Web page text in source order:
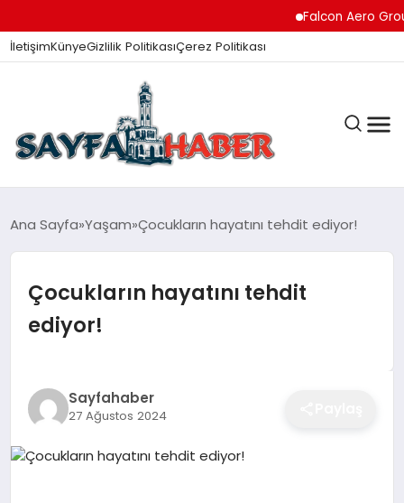
Falcon Aero
İletişimKünyeGizlilik PolitikasıÇerez Politikası
ANA SAYFA
GÜNDEM
EĞITIM
Ana Sayfa Yaşam Çocukların hayatını tehdit ediyor!
Çocukların hayatını tehdit
ediyor!
Sayfahaber
27 Ağustos 2024